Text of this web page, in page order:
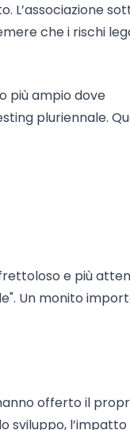
L’associazione
che i rischi
più ampio dove
pluriennale.
e più
Un monito
offerto il
sviluppo, l’impatto